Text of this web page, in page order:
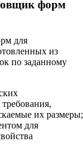
форм
для
из
по заданному
их размеры;
для